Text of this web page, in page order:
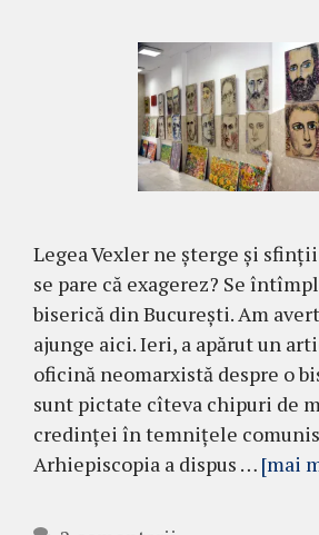
Legea Vexler ne șterge și
se pare că exagerez? Se
biserică din București. Am
ajunge aici. Ieri, a apărut un
oficină neomarxistă despre o
sunt pictate cîteva chipuri de
credinței în temnițele
Arhiepiscopia a dispus … [mai